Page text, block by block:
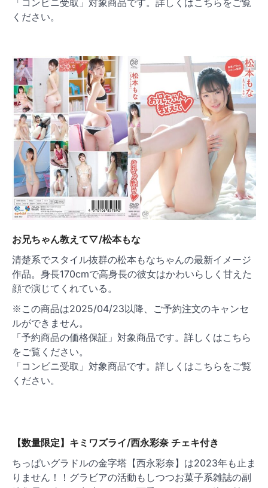
「コンビニ受取」対象商品です。詳しくはこちらをご覧
ください。
お兄ちゃん教えて▽/松本もな
清楚系でスタイル抜群の松本もなちゃんの最新イメージ
作品。身長170cmで高身長の彼女はかわいらしく甘えた
顔で演じてくれている。
※この商品は2025/04/23以降、ご予約注文のキャンセ
ルができません。
「予約商品の価格保証」対象商品です。詳しくはこちら
をご覧ください。
「コンビニ受取」対象商品です。詳しくはこちらをご覧
ください。
【数量限定】キミワズライ/西永彩奈 チェキ付き
ちっぱいグラドルの金字塔【西永彩奈】は2023年も止ま
りません！！グラビアの活動もしつつお菓子系雑誌の副